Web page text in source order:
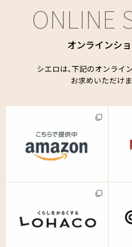
ONLINE
オンラインシ
シエロは、下記のオンライ
お求めいただけま